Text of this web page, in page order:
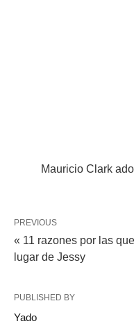
Mauricio Clark
PREVIOUS
« 11 razones por las
lugar de Jessy
PUBLISHED BY
Yado